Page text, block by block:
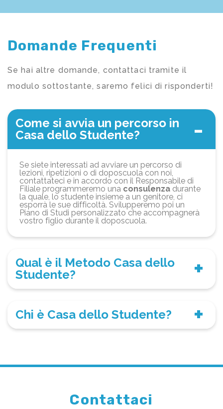
Domande Frequenti
Se hai altre domande, contattaci tramite il
modulo sottostante, saremo felici di risponderti!
Come si avvia un percorso in
Casa dello Studente?
Se siete interessati ad avviare un percorso di
lezioni, ripetizioni o di doposcuola con noi,
contattateci e in accordo con il Responsabile di
Filiale programmeremo una consulenza durante
la quale, lo studente insieme a un genitore, ci
esporrà le sue difficoltà. Svilupperemo poi un
Piano di Studi personalizzato che accompagnerà
vostro figlio durante il doposcuola.
Qual è il Metodo Casa dello
Studente?
Chi è Casa dello Studente?
Contattaci